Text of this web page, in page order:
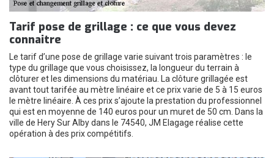
Tarif pose de grillage : ce que vous devez
connaitre
Le tarif d’une pose de grillage varie suivant trois paramètres : le
type du grillage que vous choisissez, la longueur du terrain à
clôturer et les dimensions du matériau. La clôture grillagée est
avant tout tarifée au mètre linéaire et ce prix varie de 5 à 15 euros
le mètre linéaire. À ces prix s’ajoute la prestation du professionnel
qui est en moyenne de 140 euros pour un muret de 50 cm. Dans la
ville de Hery Sur Alby dans le 74540, JM Elagage réalise cette
opération à des prix compétitifs.